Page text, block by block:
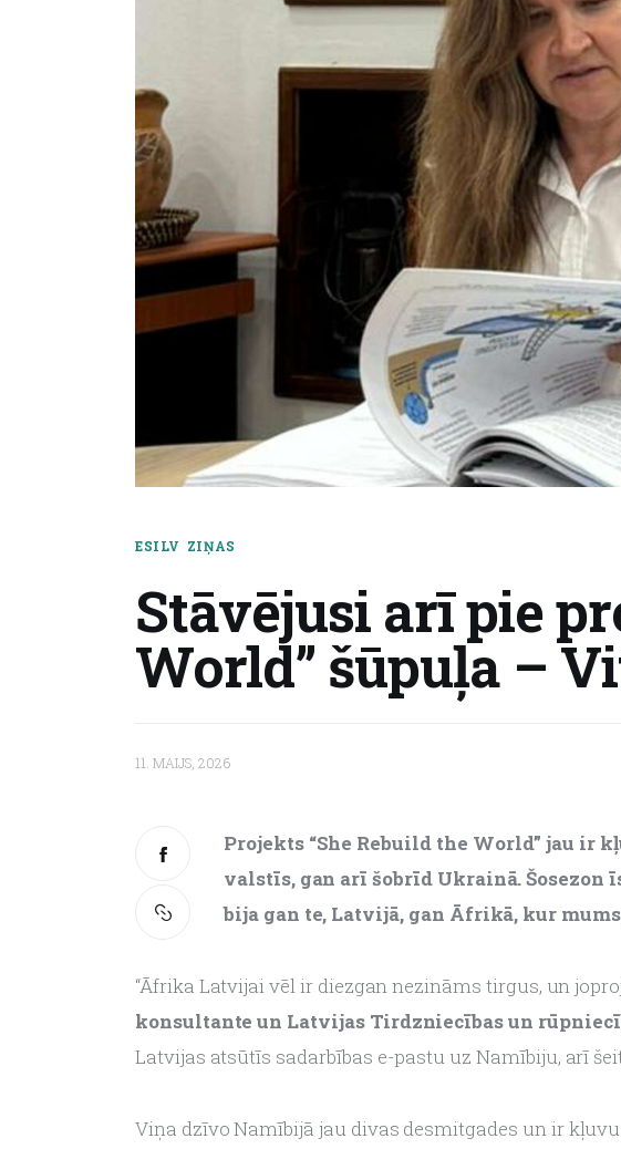
ESILV ZIŅAS
Stāvējusi arī pie
World” šūpuļa –
11. MAIJS, 2026
Projekts “She Rebuild the World” jau
valstīs, gan arī šobrīd Ukrainā. Šosezon
bija gan te, Latvijā, gan Āfrikā, kur
“Āfrika Latvijai vēl ir diezgan nezināms tirgus, un
konsultante un Latvijas Tirdzniecības un
Latvijas atsūtīs sadarbības e-pastu uz Namībiju, arī
Viņa dzīvo Namībijā jau divas desmitgades un ir